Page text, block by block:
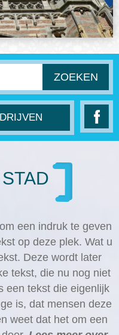
ZOEKEN
een indruk te geven
op deze plek. Wat u
Deze wordt later
tekst, die nu nog niet
een tekst die eigenlijk
is, dat mensen deze
weet dat het om een